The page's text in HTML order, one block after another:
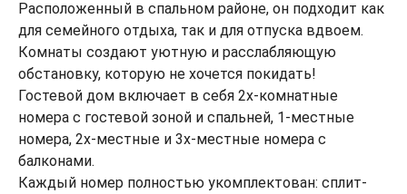
Расположенный в спальном районе, он подходит как
для семейного отдыха, так и для отпуска вдвоем.
Комнаты создают уютную и расслабляющую
обстановку, которую не хочется покидать!
Гостевой дом включает в себя 2х-комнатные
номера с гостевой зоной и спальней, 1-местные
номера, 2х-местные и 3х-местные номера с
балконами.
Каждый номер полностью укомплектован: сплит-